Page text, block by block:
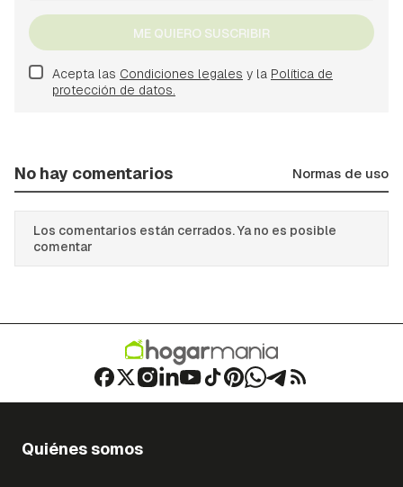
ME QUIERO SUSCRIBIR
Acepta las Condiciones legales y la Política de
protección de datos.
No hay comentarios Normas de uso
Los comentarios están cerrados. Ya no es posible
comentar
Quiénes somos